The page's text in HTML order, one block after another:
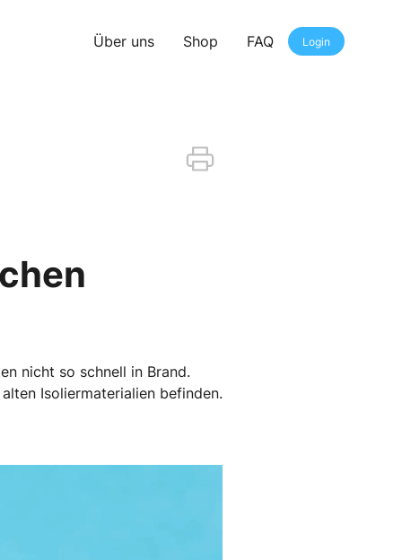
Über uns Shop FAQ Login
nicht so schnell in Brand.
Isoliermaterialien befinden.